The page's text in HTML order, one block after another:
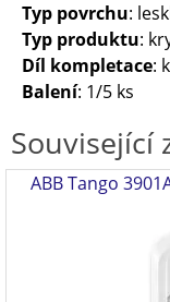
Typ povrchu:
Typ produktu:
Díl kompletace:
Balení: 1/5 ks
Související
ABB Tango